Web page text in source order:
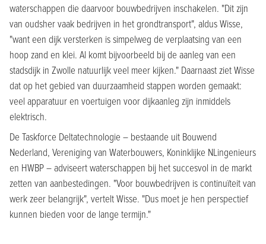
waterschappen die daarvoor bouwbedrijven inschakelen. "Dit zijn
van oudsher vaak bedrijven in het grondtransport", aldus Wisse,
"want een dijk versterken is simpelweg de verplaatsing van een
hoop zand en klei. Al komt bijvoorbeeld bij de aanleg van een
stadsdijk in Zwolle natuurlijk veel meer kijken." Daarnaast ziet Wisse
dat op het gebied van duurzaamheid stappen worden gemaakt:
veel apparatuur en voertuigen voor dijkaanleg zijn inmiddels
elektrisch.
De Taskforce Deltatechnologie – bestaande uit Bouwend
Nederland, Vereniging van Waterbouwers, Koninklijke NLingenieurs
en HWBP – adviseert waterschappen bij het succesvol in de markt
zetten van aanbestedingen. "Voor bouwbedrijven is continuïteit van
werk zeer belangrijk", vertelt Wisse. "Dus moet je hen perspectief
kunnen bieden voor de lange termijn."